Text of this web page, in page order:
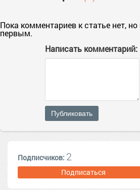
Пока комментариев к статье нет,
первым.
Написать комментарий:
Публиковать
Подписчиков: 2
Подписаться